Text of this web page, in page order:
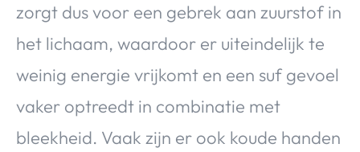
zorgt dus voor een gebrek aan zuurstof in
het lichaam, waardoor er uiteindelijk te
weinig energie vrijkomt en een suf gevoel
vaker optreedt in combinatie met
bleekheid. Vaak zijn er ook koude handen